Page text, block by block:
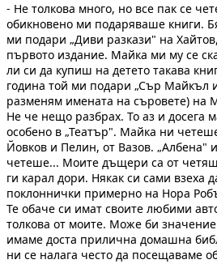
- Не толкова много, но все пак се
обикновено ми подаряваше книги.
ми подари „Диви разкази" на
първото издание. Майка ми му се
ли си да купиш на детето такава
година той ми подари „Сър
разменям имената на съровете) на
Не че нещо разбрах. То аз и досега
особено в „Театър". Майка ни
Йовков и Пелин, от Вазов. „Албена"
четеше... Моите дъщери са от
ги карал дори. Някак си сами взеха
поклоннички примерно на Нора
Те обаче си имат своите любими
толкова от моите. Може би
имаме доста прилична домашна
ни се налага често да посещаваме